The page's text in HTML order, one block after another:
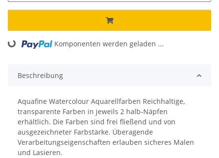
Loading... Komponenten werden geladen ...
Beschreibung
Aquafine Watercolour Aquarellfarben Reichhaltige,
transparente Farben in jeweils 2 halb-Näpfen
erhältlich. Die Farben sind frei fließend und von
ausgezeichneter Farbstärke. Überagende
Verarbeitungseigenschaften erlauben sicheres Malen
und Lasieren.